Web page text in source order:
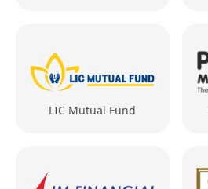
LIC Mutual Fund